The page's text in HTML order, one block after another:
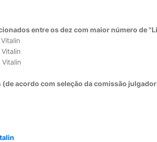
entre os dez com maior número de
acordo com seleção da comissão